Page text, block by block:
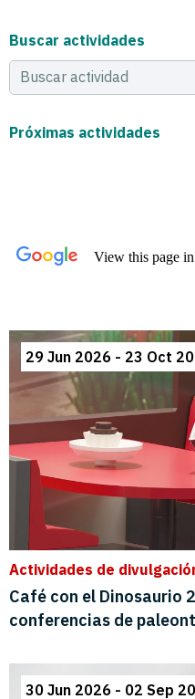
Buscar actividades
Próximas actividades